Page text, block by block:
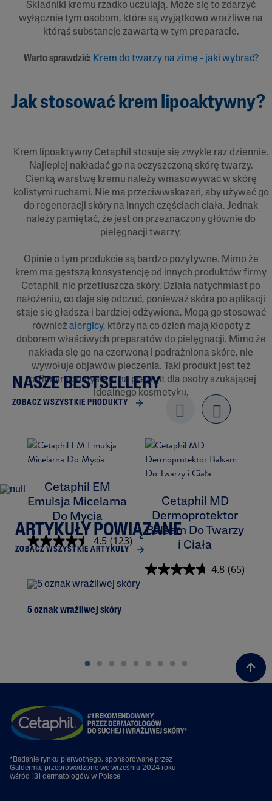
Składniki kremu rzadko uczulają. Może się to zdarzyć
wyłącznie tym osobom, które są wyjątkowo wrażliwe na
którąś substancję zawartą w tym preparacie.
Warto sprawdzić: Krem do twarzy na zimę - jaki wybrać?
Jak stosować krem lipoaktywny?
Krem lipoaktywny Cetaphil stosuje się zwykle raz dziennie.
Najlepiej nakładać go na oczyszczoną skórę twarzy.
Cienką warstwę kremu należy wmasowywać w skórę
kolistymi ruchami. Nie ma przeciwwskazań, aby używać go
do regeneracji skóry na innych częściach ciała. Jednak
należy pamiętać, że jest on przeznaczony głównie do
pielęgnacji twarzy.
Opinie o tym produkcie są bardzo pozytywne. Mimo że
krem ma gęstszą konsystencję od innych produktów firmy
Cetaphil, nie przetłuszcza skóry. Działa natychmiast po
nałożeniu, co daje się odczuć, ponieważ skóra po aplikacji
staje się gładsza i bardziej odżywiona. Mogą go stosować
również alergicy, którzy na co dzień mają kłopoty z
doborem właściwych preparatów do pielęgnacji. Mimo że
nakłada się go na czerwoną i podrażnioną skórę, nie
wywołuje objawów pieczenia. Taki produkt jest też
trafionym pomysłem na prezent dla osoby szukającej
idealnego kosmetyku.
NASZE BESTSELLERY
ZOBACZ WSZYSTKIE PRODUKTY
next
Cetaphil EM
Emulsja Micelarna
Do Mycia
4.5 (123)
Cetaphil MD
Dermoprotektor
Balsam Do Twarzy
i Ciała
4.8 (65)
ARTYKUŁY POWIĄZANE
ZOBACZ WSZYSTKIE ARTYKUŁY
5 oznak wrażliwej skóry
*Badanie rynku pierwotnego, sponsorowane przez
Galderma, przeprowadzone we wrześniu 2024 roku
wśród 131 dermatologów w Polsce